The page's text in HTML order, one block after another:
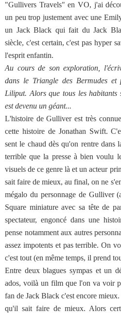
"Gullivers Travels" en VO, j'ai
un peu trop justement avec une
un Jack Black qui fait du Jack
siècle, c'est certain, c'est pas hyper
l'esprit enfantin.
Au cours de son exploration,
dans le Triangle des Bermudes
Liliput. Alors que tous les habitants
est devenu un géant...
L'histoire de Gulliver est très
cette histoire de Jonathan Swift.
sent le chaud dès qu'on rentre dans
terrible que la presse à bien voulu
visuels de ce genre là et un acteur
sait faire de mieux, au final, on ne
mégalo du personnage de Gulliver
Square miniature avec sa tête de
spectateur, engoncé dans une
pense notamment aux autres
assez impotents et pas terrible. On
c'est tout (en même temps, il prend
Entre deux blagues sympas et un
ados, voilà un film que l'on va voir
fan de Jack Black c'est encore
qu'il sait faire de mieux. Alors